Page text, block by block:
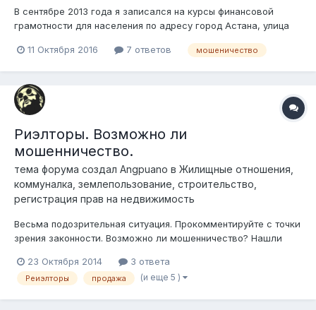
В сентябре 2013 года я записался на курсы финансовой
грамотности для населения по адресу город Астана, улица
принёс на курсы деньги 466.000 тенге (по курсу 2013 года),
Эльдарай Хайбулов (ф...
11 Октября 2016 7 ответов мошеничество
Риэлторы. Возможно ли
мошенничество.
тема форума создал Angpuano в Жилищные отношения,
коммуналка, землепользование, строительство,
регистрация прав на недвижимость
Весьма подозрительная ситуация. Прокомментируйте с точки
зрения законности. Возможно ли мошенничество? Нашли
попали к риэлторам. Нас предупредили, что показы будут
бесплатными, но если мы приобретем любой из
23 Октября 2014 3 ответа
Реиэлторы продажа (и еще 5 )